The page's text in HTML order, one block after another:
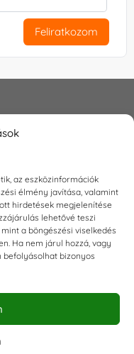
az eszközinformációk
élmény javítása, valamint
hirdetések megjelenítése
lehetővé teszi
a böngészési viselkedés
Ha nem járul hozzá, vagy
befolyásolhat bizonyos
Feliratkozom